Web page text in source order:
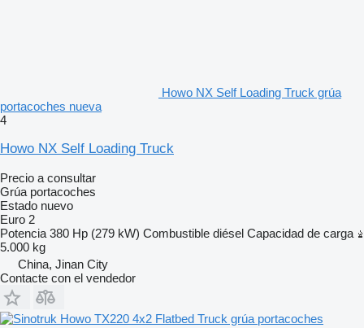
Howo NX Self Loading Truck grúa
portacoches nueva
4
Howo NX Self Loading Truck
Precio a consultar
Grúa portacoches
Estado nuevo
Euro 2
Potencia 380 Hp (279 kW) Combustible diésel Capacidad de carga
5.000 kg
China, Jinan City
Contacte con el vendedor